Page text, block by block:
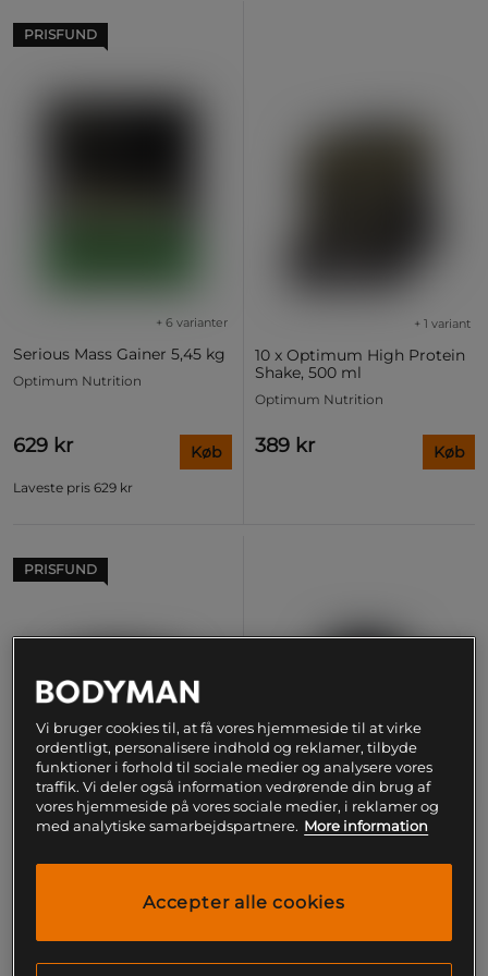
PRISFUND
Serious Mass Gainer 5,45 kg
+ 6 varianter
Optimum Nutrition
629 kr
Laveste pris 629 kr
Køb
10 x Optimum High Protein
Shake, 500 ml
+ 1 variant
Optimum Nutrition
389 kr Køb
PRISFUND
Guldstandard 100% kasein
1818 g
Vi bruger cookies til, at få vores hjemmeside til at virke
ordentligt, personalisere indhold og reklamer, tilbyde
funktioner i forhold til sociale medier og analysere vores
traffik. Vi deler også information vedrørende din brug af
vores hjemmeside på vores sociale medier, i reklamer og
med analytiske samarbejdspartnere. More information
Accepter alle cookies